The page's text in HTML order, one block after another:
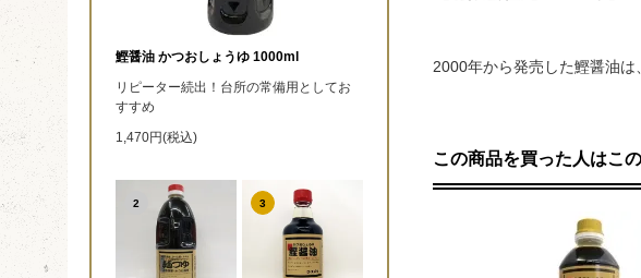
2000年から発売した鰹醤油
この商品を買った人はこ
鰹醤油 かつおしょうゆ 1000ml
リピーター続出！台所の常備用としてお
すすめ
1,470円(税込)
2 3